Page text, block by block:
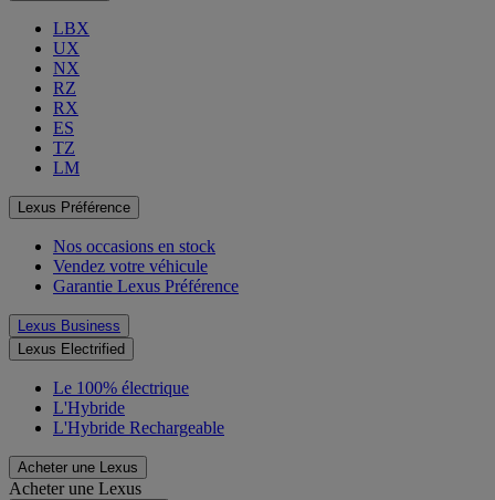
LBX
UX
NX
RZ
RX
ES
TZ
LM
Lexus Préférence
Nos occasions en stock
Vendez votre véhicule
Garantie Lexus Préférence
Lexus Business
Lexus Electrified
Le 100% électrique
L'Hybride
L'Hybride Rechargeable
Acheter une Lexus
Acheter une Lexus